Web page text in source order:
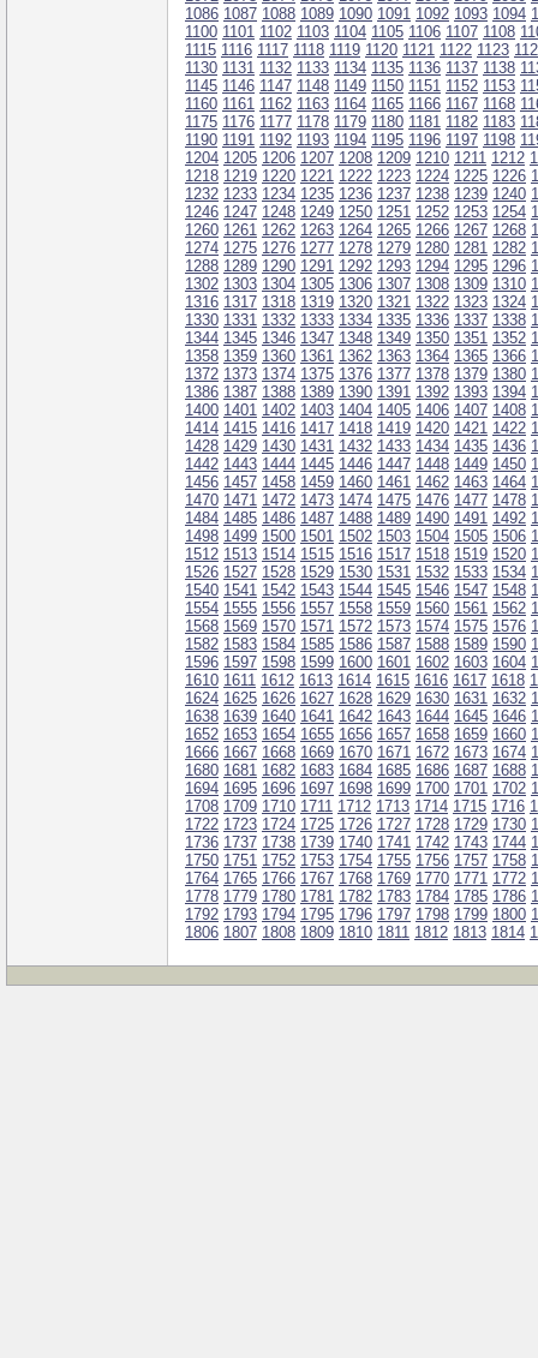
1086 1087 1088 1089 1090 1091 1092 1093 1094
1100 1101 1102 1103 1104 1105 1106 1107 1108
1115 1116 1117 1118 1119 1120 1121 1122 1123
1130 1131 1132 1133 1134 1135 1136 1137 1138
1145 1146 1147 1148 1149 1150 1151 1152 1153
1160 1161 1162 1163 1164 1165 1166 1167 1168
1175 1176 1177 1178 1179 1180 1181 1182 1183
1190 1191 1192 1193 1194 1195 1196 1197 1198
1204 1205 1206 1207 1208 1209 1210 1211 1212
1218 1219 1220 1221 1222 1223 1224 1225 1226
1232 1233 1234 1235 1236 1237 1238 1239 1240
1246 1247 1248 1249 1250 1251 1252 1253 1254
1260 1261 1262 1263 1264 1265 1266 1267 1268
1274 1275 1276 1277 1278 1279 1280 1281 1282
1288 1289 1290 1291 1292 1293 1294 1295 1296
1302 1303 1304 1305 1306 1307 1308 1309 1310
1316 1317 1318 1319 1320 1321 1322 1323 1324
1330 1331 1332 1333 1334 1335 1336 1337 1338
1344 1345 1346 1347 1348 1349 1350 1351 1352
1358 1359 1360 1361 1362 1363 1364 1365 1366
1372 1373 1374 1375 1376 1377 1378 1379 1380
1386 1387 1388 1389 1390 1391 1392 1393 1394
1400 1401 1402 1403 1404 1405 1406 1407 1408
1414 1415 1416 1417 1418 1419 1420 1421 1422
1428 1429 1430 1431 1432 1433 1434 1435 1436
1442 1443 1444 1445 1446 1447 1448 1449 1450
1456 1457 1458 1459 1460 1461 1462 1463 1464
1470 1471 1472 1473 1474 1475 1476 1477 1478
1484 1485 1486 1487 1488 1489 1490 1491 1492
1498 1499 1500 1501 1502 1503 1504 1505 1506
1512 1513 1514 1515 1516 1517 1518 1519 1520
1526 1527 1528 1529 1530 1531 1532 1533 1534
1540 1541 1542 1543 1544 1545 1546 1547 1548
1554 1555 1556 1557 1558 1559 1560 1561 1562
1568 1569 1570 1571 1572 1573 1574 1575 1576
1582 1583 1584 1585 1586 1587 1588 1589 1590
1596 1597 1598 1599 1600 1601 1602 1603 1604
1610 1611 1612 1613 1614 1615 1616 1617 1618
1624 1625 1626 1627 1628 1629 1630 1631 1632
1638 1639 1640 1641 1642 1643 1644 1645 1646
1652 1653 1654 1655 1656 1657 1658 1659 1660
1666 1667 1668 1669 1670 1671 1672 1673 1674
1680 1681 1682 1683 1684 1685 1686 1687 1688
1694 1695 1696 1697 1698 1699 1700 1701 1702
1708 1709 1710 1711 1712 1713 1714 1715 1716
1722 1723 1724 1725 1726 1727 1728 1729 1730
1736 1737 1738 1739 1740 1741 1742 1743 1744
1750 1751 1752 1753 1754 1755 1756 1757 1758
1764 1765 1766 1767 1768 1769 1770 1771 1772
1778 1779 1780 1781 1782 1783 1784 1785 1786
1792 1793 1794 1795 1796 1797 1798 1799 1800
1806 1807 1808 1809 1810 1811 1812 1813 1814